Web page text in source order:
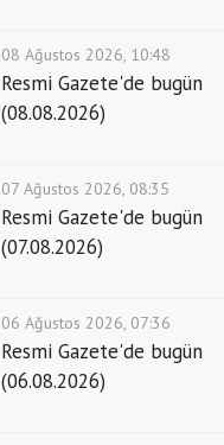
08 Ağustos 2026, 10:48
Resmi Gazete'de bugün
(08.08.2026)
07 Ağustos 2026, 08:35
Resmi Gazete'de bugün
(07.08.2026)
06 Ağustos 2026, 07:36
Resmi Gazete'de bugün
(06.08.2026)